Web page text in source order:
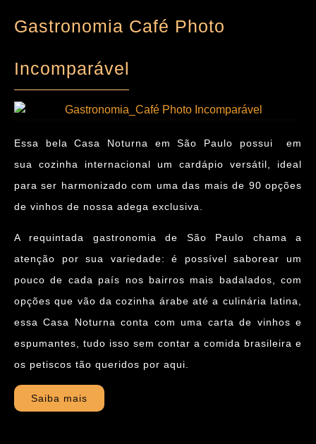
Gastronomia Café Photo
Incomparável
Essa belaCasa Noturna em São Paulo possui em
sua cozinha internacional um cardápio versátil, ideal
para ser harmonizadocom uma das mais de 90 opções
de vinhos de nossa adega exclusiva
A requintada gastronomia de São Paulo chama a
atenção por sua variedade: é possível saborear um
pouco de cada país nos bairros mais badalados, com
opções que vão da cozinha árabe até a culinária latina,
essaCasa Noturna conta com uma carta de vinhos e
espumantes, tudo isso sem contar a comida brasileira e
os petiscos tão queridos por aqui.
Saiba mais